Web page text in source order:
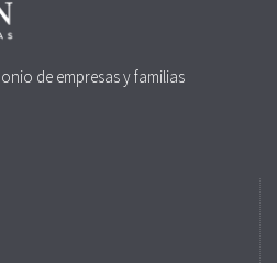
de empresas y familias